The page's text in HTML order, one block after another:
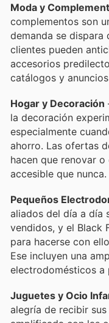
Moda y
complementos son
demanda se dispara
clientes pueden
accesorios
catálogos y
Hogar y Decoración
la decoración
especialmente
ahorro. Las ofertas
hacen que renovar
accesible que nunca.
Pequeños
aliados del día a día
vendidos, y el Black
para hacerse con
Ese incluyen una
electrodomésticos a
Juguetes y Ocio
alegría de recibir